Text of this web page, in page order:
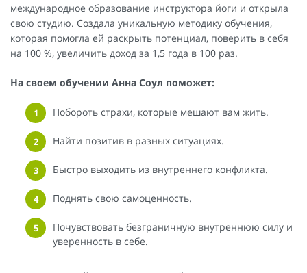
международное образование инструктора йоги и открыла
свою студию. Создала уникальную методику обучения,
которая помогла ей раскрыть потенциал, поверить в себя
на 100 %, увеличить доход за 1,5 года в 100 раз.
На своем обучении Анна Соул поможет:
Побороть страхи, которые мешают вам жить.
Найти позитив в разных ситуациях.
Быстро выходить из внутреннего конфликта.
Поднять свою самоценность.
Почувствовать безграничную внутреннюю силу и
уверенность в себе.